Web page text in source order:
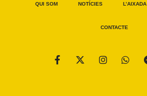
QUI SOM NOTÍCIES L’AIXADA
CONTACTE